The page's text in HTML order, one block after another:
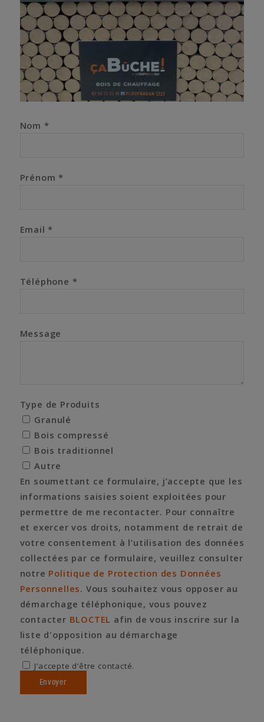
Nom *
Prénom *
Email *
Téléphone *
Message
Type de Produits
Granulé
Bois compressé
Bois traditionnel
Autre
En soumettant ce formulaire, j’accepte que les
informations saisies soient exploitées pour
permettre de me recontacter. Pour connaître
et exercer vos droits, notamment de retrait de
votre consentement à l’utilisation des données
collectées par ce formulaire, veuillez consulter
notre Politique de Protection des Données
Personnelles. Vous souhaitez vous opposer au
démarchage téléphonique, vous pouvez
contacter BLOCTEL afin de vous inscrire sur la
liste d'opposition au démarchage
téléphonique.
J’accepte d’être contacté.
Envoyer